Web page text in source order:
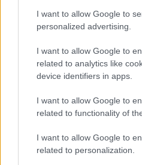
I want to allow Google to
personalized advertising.
I want to allow Google to
related to analytics like
device identifiers in apps.
I want to allow Google to
related to functionality of
I want to allow Google to
related to personalization.
lynx (törölt)
18 éve
komment a legprimitívebb.
simán túltesz rajta. Az